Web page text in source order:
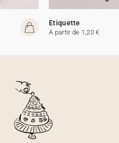
Etiquette
A partir de 1,20 €